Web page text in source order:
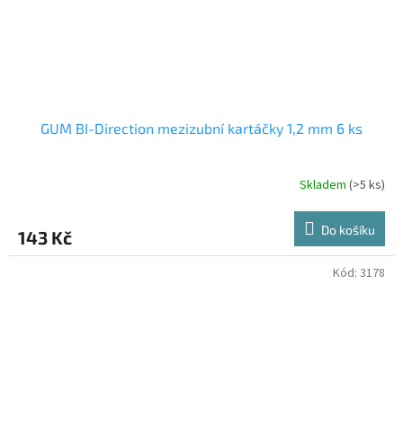
GUM BI-Direction mezizubní kartáčky 1,2 mm 6 ks
Skladem (>5 ks)
143 Kč Do košíku
Kód: 3178